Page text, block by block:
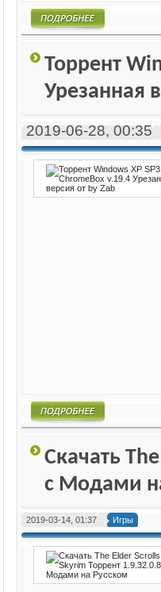
Торрент
Урезанная
2019-06-28, 00:35
Скачать
с Модами
2019-03-14, 01:37 Игры